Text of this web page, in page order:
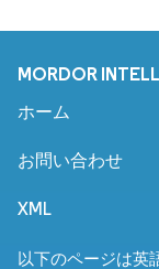
MORDOR
ホーム
お問い合わせ
XML
以下のページは英